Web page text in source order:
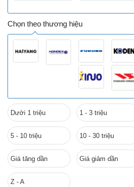
Chọn theo thương hiệu
Dưới 1 triệu 1 - 3 triệu
5 - 10 triệu 10 - 30 triệu
Giá tăng dần Giá giảm dần
Z - A